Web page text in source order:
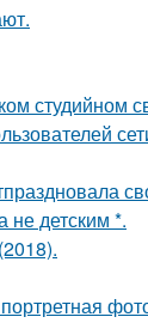
студийном
не детским *.